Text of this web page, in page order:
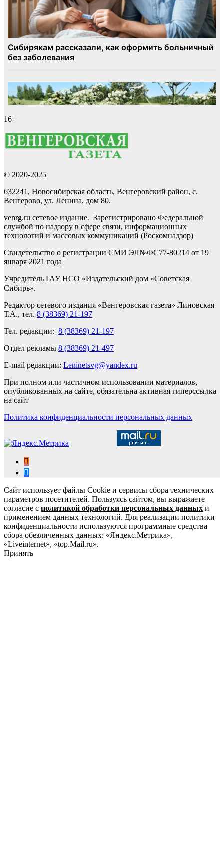
16+
© 2020-2025
632241, Новосибирская область, Венгеровский район, с.
Венгерово, ул. Ленина, дом 80.
venrg.ru сетевое издание. Зарегистрировано Федеральной
службой по надзору в сфере связи, информационных
технологий и массовых коммуникаций (Роскомнадзор)
Свидетельство о регистрации СМИ ЭЛ№ФС77-80214 от 19
января 2021 года
Учредитель ГАУ НСО «Издательский дом «Советская
Сибирь».
Редактор сетевого издания «Венгеровская газета» Линовская
Т.А., тел. 8 (38369) 21-197
Тел. редакции: 8 (38369) 21-197
Отдел рекламы 8 (38369) 21-497
E-mail редакции: Leninetsvg@yandex.ru
При полном или частичном использовании материалов,
опубликованных на сайте, обязательна активная гиперссылка
на сайт
Политика конфиденциальности персональных данных
Сайт использует файлы Cookie и сервисы сбора технических
параметров посетителей. Пользуясь сайтом, вы выражаете
согласие с политикой обработки персональных данных и
применением данных технологий. Для реализации политики
конфиденциальности используются программные средства
сбора обезличенных данных: «Яндекс.Метрика»,
«Liveinternet», «top.Mail.ru».
Принять